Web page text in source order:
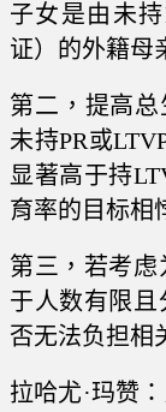
子女是由未
证）的外籍母
第二，提高
未持PR或
显著高于持
育率的目标相
第三，若考
于人数有限
否无法负担相
拉哈尤·玛赞